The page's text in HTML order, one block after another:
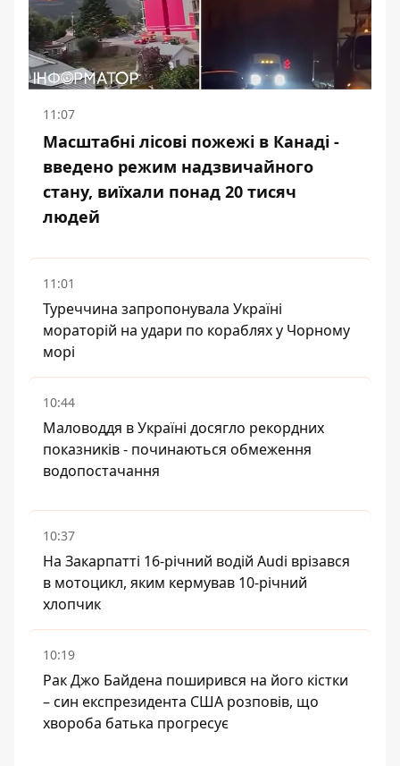
11:07
Масштабні лісові пожежі в Канаді -
введено режим надзвичайного
стану, виїхали понад 20 тисяч
людей
11:01
Туреччина запропонувала Україні
мораторій на удари по кораблях у Чорному
морі
10:44
Маловоддя в Україні досягло рекордних
показників - починаються обмеження
водопостачання
10:37
На Закарпатті 16-річний водій Audi врізався
в мотоцикл, яким кермував 10-річний
хлопчик
10:19
Рак Джо Байдена поширився на його кістки
– син експрезидента США розповів, що
хвороба батька прогресує